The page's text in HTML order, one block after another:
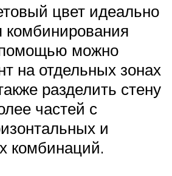
цвет идеально
комбинирования
можно
на отдельных зонах
разделить стену
частей с
и
комбинаций.